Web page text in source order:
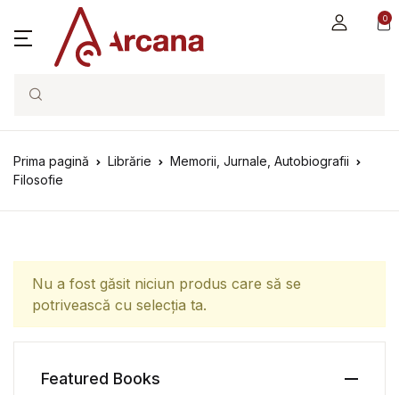
0
Search
Prima pagină Librărie
Memorii, Jurnale, Autobiografii
Filosofie
Nu a fost găsit niciun produs care să se
potrivească cu selecția ta.
Featured Books